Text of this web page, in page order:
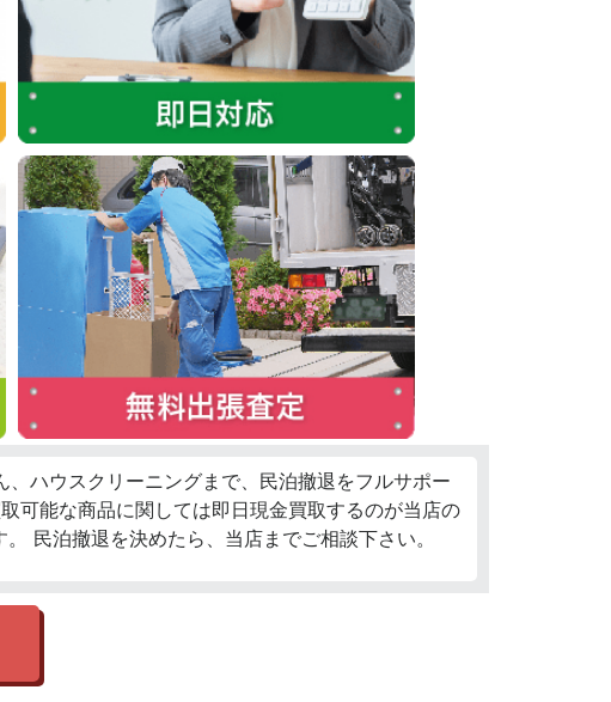
ハウスクリーニングまで、民泊撤退をフルサポー
可能な商品に関しては即日現金買取するのが当店の
民泊撤退を決めたら、当店までご相談下さい。